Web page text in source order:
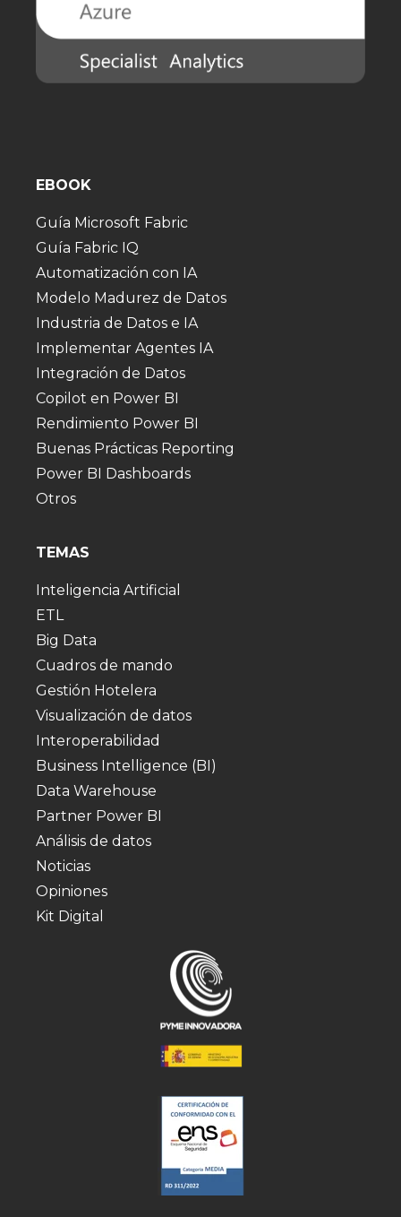
EBOOK
Guía Microsoft Fabric
Guía Fabric IQ
Automatización con IA
Modelo Madurez de Datos
Industria de Datos e IA
Implementar Agentes IA
Integración de Datos
Copilot en Power BI
Rendimiento Power BI
Buenas Prácticas Reporting
Power BI Dashboards
Otros
TEMAS
Inteligencia Artificial
ETL
Big Data
Cuadros de mando
Gestión Hotelera
Visualización de datos
Interoperabilidad
Business Intelligence (BI)
Data Warehouse
Partner Power BI
Análisis de datos
Noticias
Opiniones
Kit Digital